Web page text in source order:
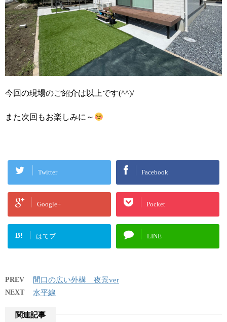
今回の現場のご紹介は以上です(^^)/
また次回もお楽しみに～
Twitter Facebook
Google+ Pocket
B! はてブ LINE
PREV 間口の広い外構 夜景ver
NEXT 水平線
関連記事